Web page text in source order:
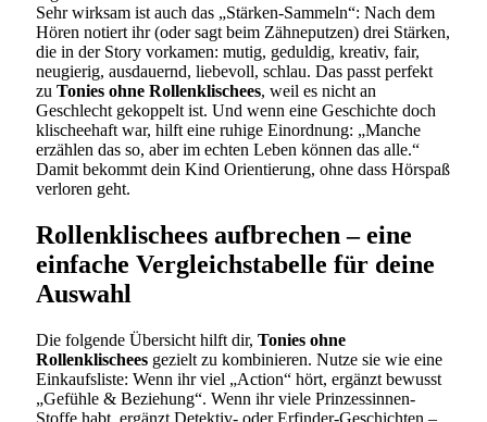
Sehr wirksam ist auch das „Stärken-Sammeln“: Nach dem
Hören notiert ihr (oder sagt beim Zähneputzen) drei Stärken,
die in der Story vorkamen: mutig, geduldig, kreativ, fair,
neugierig, ausdauernd, liebevoll, schlau. Das passt perfekt
zu Tonies ohne Rollenklischees, weil es nicht an
Geschlecht gekoppelt ist. Und wenn eine Geschichte doch
klischeehaft war, hilft eine ruhige Einordnung: „Manche
erzählen das so, aber im echten Leben können das alle.“
Damit bekommt dein Kind Orientierung, ohne dass Hörspaß
verloren geht.
Rollenklischees aufbrechen – eine
einfache Vergleichstabelle für deine
Auswahl
Die folgende Übersicht hilft dir, Tonies ohne
Rollenklischees gezielt zu kombinieren. Nutze sie wie eine
Einkaufsliste: Wenn ihr viel „Action“ hört, ergänzt bewusst
„Gefühle & Beziehung“. Wenn ihr viele Prinzessinnen-
Stoffe habt, ergänzt Detektiv- oder Erfinder-Geschichten –